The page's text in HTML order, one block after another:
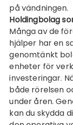
på vändningen.
Holdingbolag
Många av de
hjälper har en
genomtänkt
enheter för
investeringar.
både rörelsen
under åren.
kan du skydda